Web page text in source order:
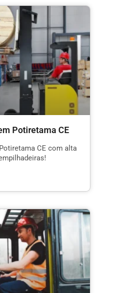
Potiretama CE
CE com alta